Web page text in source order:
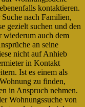
kontaktieren.
nach Familien,
gezielt suchen und den
wiederum auch dem
an seine
nicht auf Anhieb
in Kontakt
Ist es einem als
zu finden,
in Anspruch nehmen.
Wohnungssuche von